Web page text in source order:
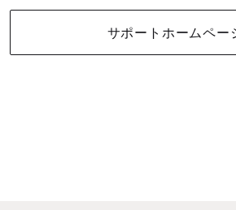
サポートホームペー